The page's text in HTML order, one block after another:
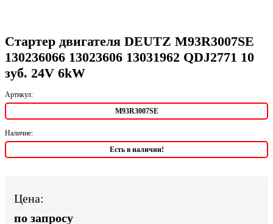
Стартер двигателя DEUTZ M93R3007SE
130236066 13023606 13031962 QDJ2771 10
зуб. 24V 6kW
Артикул:
M93R3007SE
Наличие:
Есть в наличии!
Цена:
по запросу